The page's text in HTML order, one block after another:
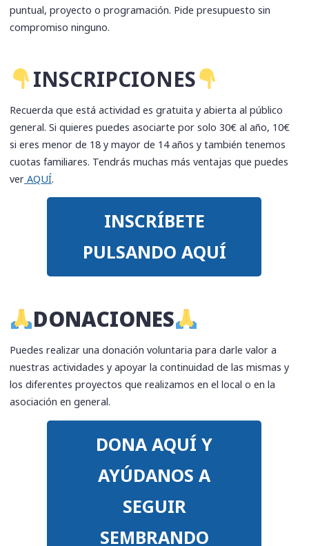
puntual, proyecto o programación. Pide presupuesto sin
compromiso ninguno.
​INSCRIPCIONES
Recuerda que está actividad es gratuita y abierta al público
general. Si quieres puedes asociarte por solo 30€ al año, 10€
si eres menor de 18 y mayor de 14 años y también tenemos
cuotas familiares. Tendrás muchas más ventajas que puedes
ver AQUÍ.
INSCRÍBETE
PULSANDO AQUÍ
​DONACIONES
Puedes realizar una donación voluntaria para darle valor a
nuestras actividades y apoyar la continuidad de las mismas y
los diferentes proyectos que realizamos en el local o en la
asociación en general.
DONA AQUÍ Y
AYÚDANOS A
SEGUIR
SEMBRANDO